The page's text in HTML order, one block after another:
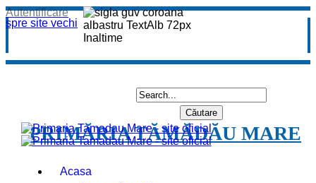
spre site vechi
Autentificare
PRIMĂRIA TĂMĂDĂU MARE
Acasa